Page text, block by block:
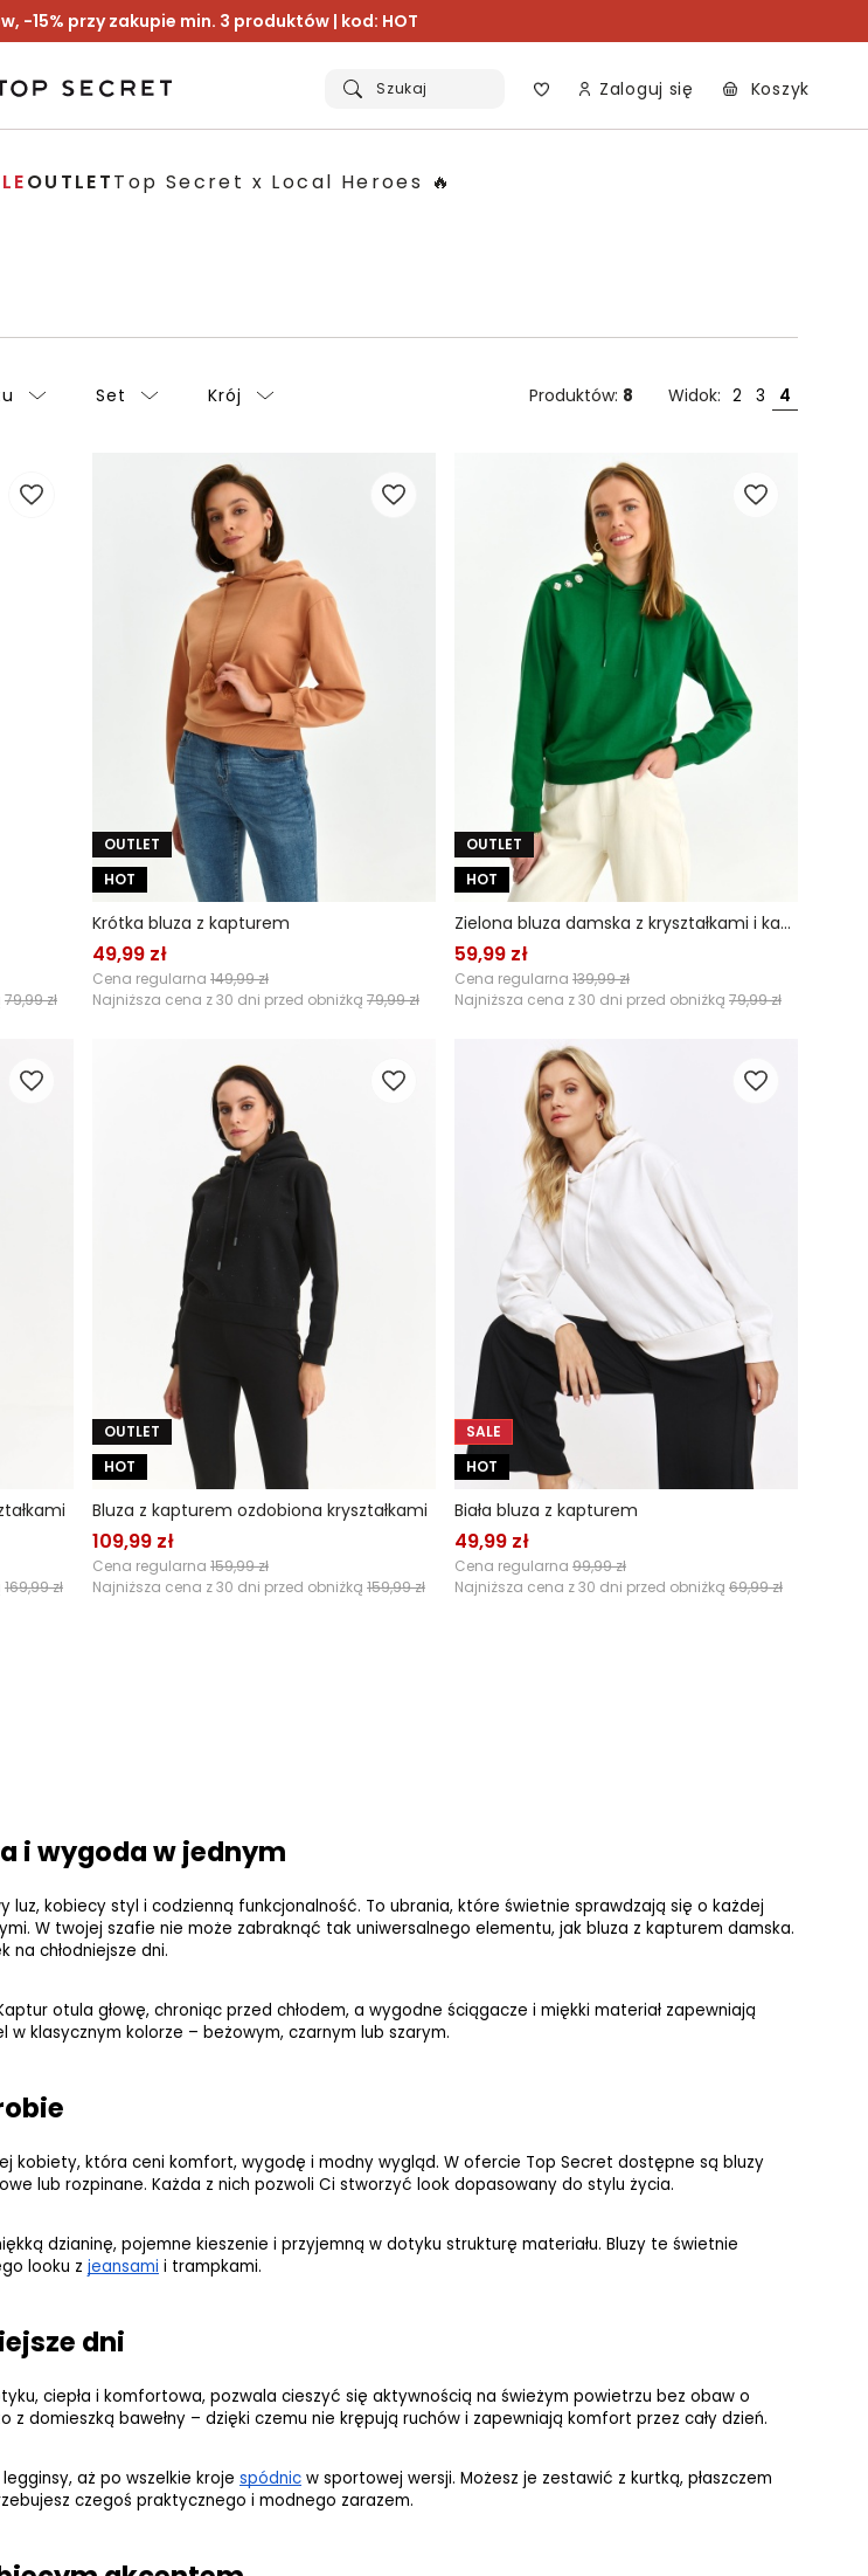
-15% przy zakupie min. 3 produktów | kod: HOT
Szukaj Zaloguj się Koszyk
OUTLETTop Secret x Local Heroes 🔥
Set Krój Produktów: 8 Widok: 2 3 4
79,99 zł
OUTLET
HOT
Krótka bluza z kapturem
49,99 zł
Cena regularna 149,99 zł
Najniższa cena z 30 dni przed obniżką 79,99 zł
OUTLET
HOT
Zielona bluza damska z kryształkami i kapturem
59,99 zł
Cena regularna 139,99 zł
Najniższa cena z 30 dni przed obniżką 79,99 zł
169,99 zł
OUTLET
HOT
Bluza z kapturem ozdobiona kryształkami
109,99 zł
Cena regularna 159,99 zł
Najniższa cena z 30 dni przed obniżką 159,99 zł
SALE
HOT
Biała bluza z kapturem
49,99 zł
Cena regularna 99,99 zł
Najniższa cena z 30 dni przed obniżką 69,99 zł
i wygoda w jednym
kobiecy styl i codzienną funkcjonalność. To ubrania, które świetnie sprawdzają się o każdej
W twojej szafie nie może zabraknąć tak uniwersalnego elementu, jak bluza z kapturem damska.
chłodniejsze dni.
otula głowę, chroniąc przed chłodem, a wygodne ściągacze i miękki materiał zapewniają
w klasycznym kolorze – beżowym, czarnym lub szarym.
kobiety, która ceni komfort, wygodę i modny wygląd. W ofercie Top Secret dostępne są bluzy
lub rozpinane. Każda z nich pozwoli Ci stworzyć look dopasowany do stylu życia.
dzianinę, pojemne kieszenie i przyjemną w dotyku strukturę materiału. Bluzy te świetnie
looku z jeansami i trampkami.
dni
ciepła i komfortowa, pozwala cieszyć się aktywnością na świeżym powietrzu bez obaw o
domieszką bawełny – dzięki czemu nie krępują ruchów i zapewniają komfort przez cały dzień.
aż po wszelkie kroje spódnic w sportowej wersji. Możesz je zestawić z kurtką, płaszczem
czegoś praktycznego i modnego zarazem.